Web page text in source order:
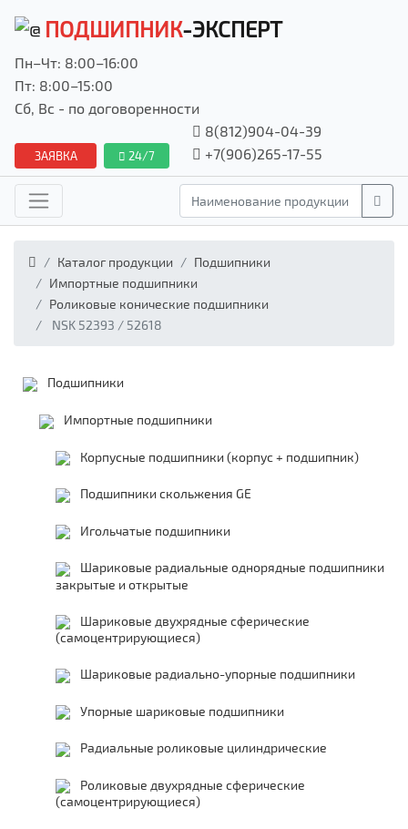
ПОДШИПНИК-ЭКСПЕРТ
Пн–Чт: 8:00–16:00
Пт: 8:00–15:00
Сб, Вс - по договоренности
ЗАЯВКА 24/7
8(812)904-04-39
+7(906)265-17-55
Каталог продукции
Подшипники
Импортные подшипники
Роликовые конические подшипники
NSK 52393 / 52618
Подшипники
Импортные подшипники
Корпусные подшипники (корпус + подшипник)
Подшипники скольжения GE
Игольчатые подшипники
Шариковые радиальные однорядные подшипники
закрытые и открытые
Шариковые двухрядные сферические
(самоцентрирующиеся)
Шариковые радиально-упорные подшипники
Упорные шариковые подшипники
Радиальные роликовые цилиндрические
Роликовые двухрядные сферические
(самоцентрирующиеся)